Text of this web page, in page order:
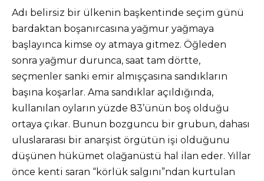
Adı belirsiz bir ülkenin başkentinde seçim günü
bardaktan boşanırcasına yağmur yağmaya
başlayınca kimse oy atmaya gitmez. Öğleden
sonra yağmur durunca, saat tam dörtte,
seçmenler sanki emir almışçasına sandıkların
başına koşarlar. Ama sandıklar açıldığında,
kullanılan oyların yüzde 83’ünün boş olduğu
ortaya çıkar. Bunun bozguncu bir grubun, dahası
uluslararası bir anarşist örgütün işi olduğunu
düşünen hükümet olağanüstü hal ilan eder. Yıllar
önce kenti saran “körlük salgını”ndan kurtulan